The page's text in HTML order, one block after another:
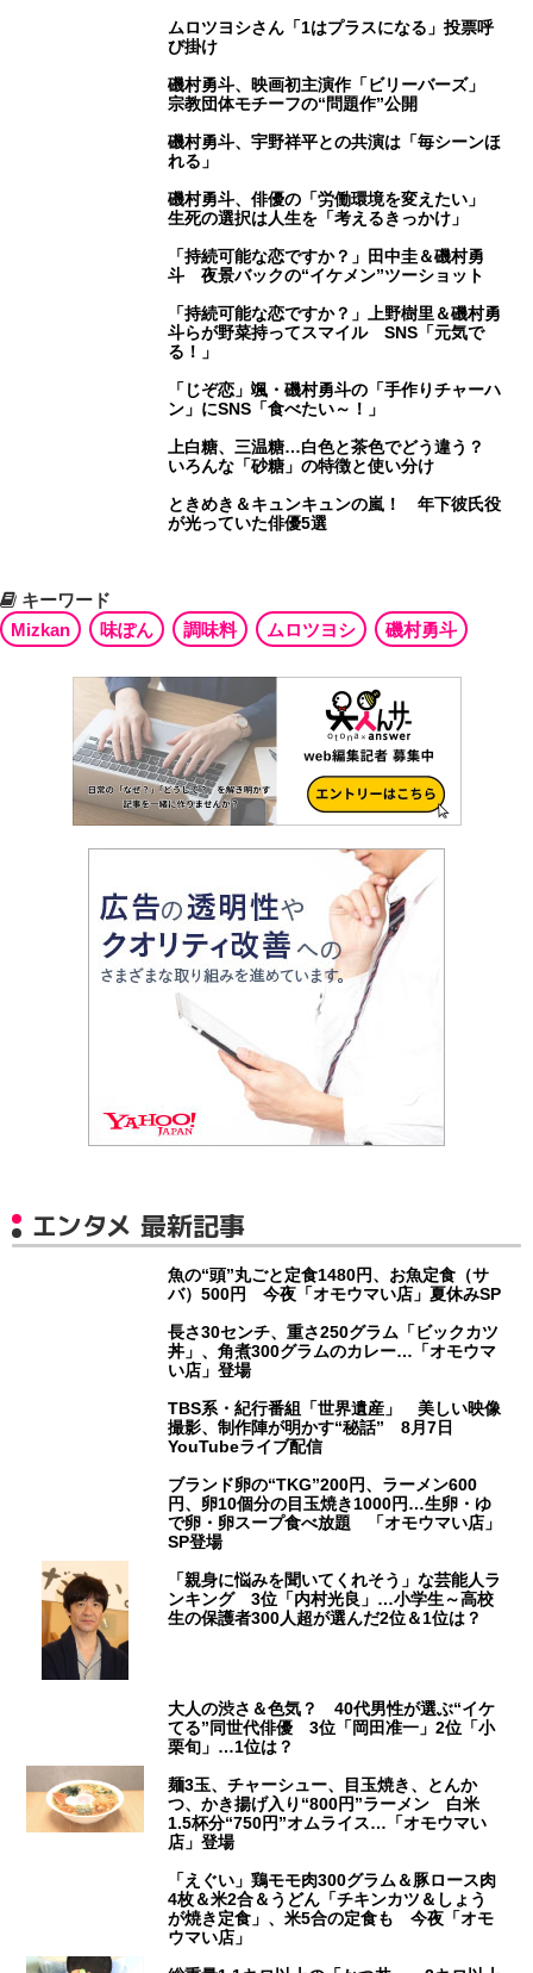
ムロツヨシさん「1はプラスになる」投票呼
び掛け
磯村勇斗、映画初主演作「ビリーバーズ」
宗教団体モチーフの“問題作”公開
磯村勇斗、宇野祥平との共演は「毎シーンほ
れる」
磯村勇斗、俳優の「労働環境を変えたい」
生死の選択は人生を「考えるきっかけ」
「持続可能な恋ですか？」田中圭＆磯村勇
斗 夜景バックの“イケメン”ツーショット
「持続可能な恋ですか？」上野樹里＆磯村勇
斗らが野菜持ってスマイル SNS「元気で
る！」
「じぞ恋」颯・磯村勇斗の「手作りチャーハ
ン」にSNS「食べたい～！」
上白糖、三温糖…白色と茶色でどう違う？
いろんな「砂糖」の特徴と使い分け
ときめき＆キュンキュンの嵐！ 年下彼氏役
が光っていた俳優5選
キーワード
Mizkan
味ぽん 調味料 ムロツヨシ 磯村勇斗
エンタメ 最新記事
魚の“頭”丸ごと定食1480円、お魚定食（サ
バ）500円 今夜「オモウマい店」夏休みSP
長さ30センチ、重さ250グラム「ビックカツ
丼」、角煮300グラムのカレー…「オモウマ
い店」登場
TBS系・紀行番組「世界遺産」 美しい映像
撮影、制作陣が明かす“秘話” 8月7日
YouTubeライブ配信
ブランド卵の“TKG”200円、ラーメン600
円、卵10個分の目玉焼き1000円…生卵・ゆ
で卵・卵スープ食べ放題 「オモウマい店」
SP登場
「親身に悩みを聞いてくれそう」な芸能人ラ
ンキング 3位「内村光良」…小学生～高校
生の保護者300人超が選んだ2位＆1位は？
大人の渋さ＆色気？ 40代男性が選ぶ“イケ
てる”同世代俳優 3位「岡田准一」2位「小
栗旬」…1位は？
麺3玉、チャーシュー、目玉焼き、とんか
つ、かき揚げ入り“800円”ラーメン 白米
1.5杯分“750円”オムライス…「オモウマい
店」登場
「えぐい」鶏モモ肉300グラム＆豚ロース肉
4枚＆米2合＆うどん「チキンカツ＆しょう
が焼き定食」、米5合の定食も 今夜「オモ
ウマい店」